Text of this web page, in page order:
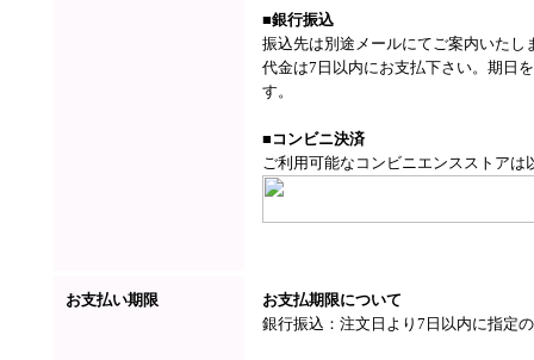
■銀行振込
振込先は別途メールにてご案内いたし
代金は7日以内にお支払下さい。期日
す。
■コンビニ決済
ご利用可能なコンビニエンスストアは
お支払い期限
お支払期限について
銀行振込：注文日より7日以内に指定